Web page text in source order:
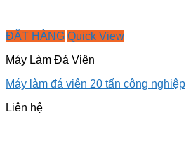
ĐẶT HÀNG Quick View
Máy Làm Đá Viên
Máy làm đá viên 20 tấn công nghiệp
Liên hệ